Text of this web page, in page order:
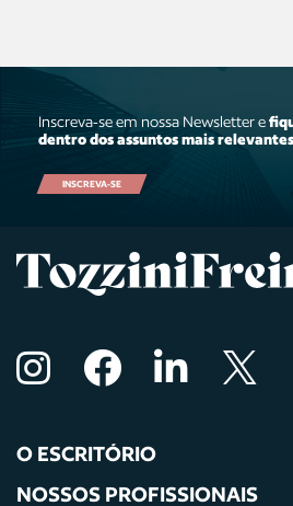
Inscreva-se em nossa Newsletter e
dentro dos assuntos mais
INSCREVA-SE
O ESCRITÓRIO
NOSSOS PROFISSIONAIS